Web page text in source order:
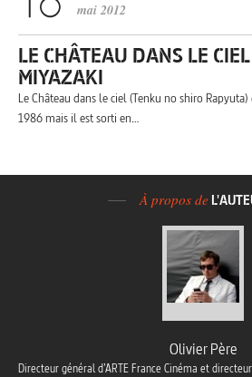
mai 2012
LE CHÂTEAU DANS LE
MIYAZAKI
Le Château dans le ciel (Tenku no shiro
1986 mais il est sorti en…
À propos de
Olivier Père
Directeur général d’ARTE France Cinéma et